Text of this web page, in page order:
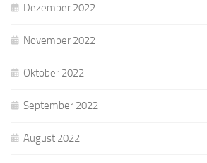
Dezember 2022
November 2022
Oktober 2022
September 2022
August 2022